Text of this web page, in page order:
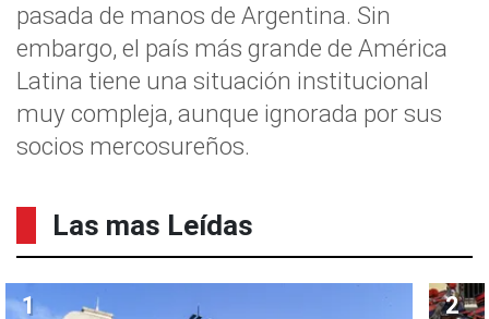
pasada de manos de Argentina. Sin
embargo, el país más grande de América
Latina tiene una situación institucional
muy compleja, aunque ignorada por sus
socios mercosureños.
Las mas Leídas